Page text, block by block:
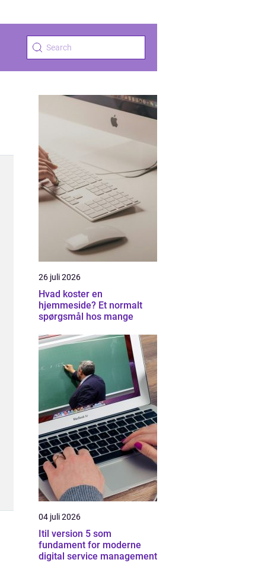
26 juli 2026
Hvad koster en
hjemmeside? Et normalt
spørgsmål hos mange
04 juli 2026
Itil version 5 som
fundament for moderne
digital service management